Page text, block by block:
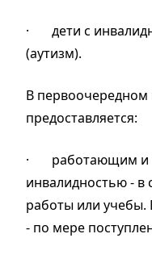
· дети с
(аутизм).
В первоочередном
предоставляется:
· работающим
инвалидностью - в
работы или учебы.
- по мере